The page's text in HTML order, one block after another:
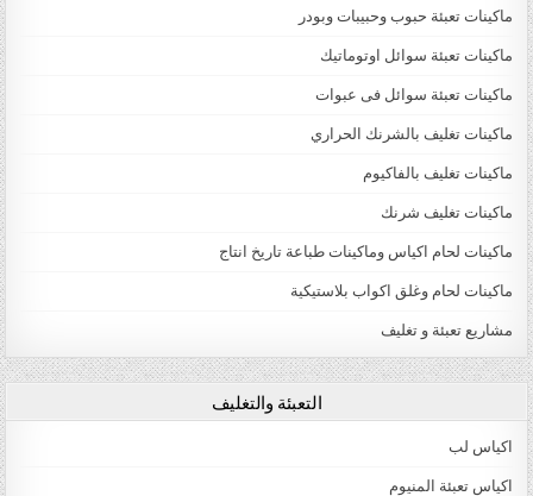
ماكينات تعبئة حبوب وحبيبات وبودر
ماكينات تعبئة سوائل اوتوماتيك
ماكينات تعبئة سوائل فى عبوات
ماكينات تغليف بالشرنك الحراري
ماكينات تغليف بالفاكيوم
ماكينات تغليف شرنك
ماكينات لحام اكياس وماكينات طباعة تاريخ انتاج
ماكينات لحام وغلق اكواب بلاستيكية
مشاريع تعبئة و تغليف
التعبئة والتغليف
اكياس لب
اكياس تعبئة المنيوم